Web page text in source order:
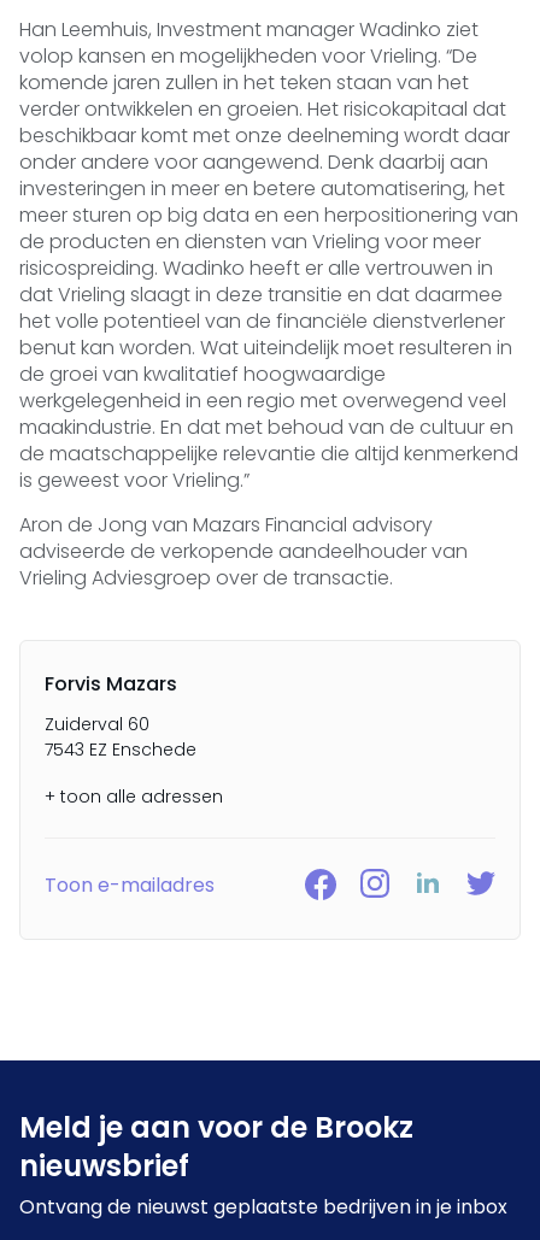
Han Leemhuis, Investment manager Wadinko ziet
volop kansen en mogelijkheden voor Vrieling. “De
komende jaren zullen in het teken staan van het
verder ontwikkelen en groeien. Het risicokapitaal dat
beschikbaar komt met onze deelneming wordt daar
onder andere voor aangewend. Denk daarbij aan
investeringen in meer en betere automatisering, het
meer sturen op big data en een herpositionering van
de producten en diensten van Vrieling voor meer
risicospreiding. Wadinko heeft er alle vertrouwen in
dat Vrieling slaagt in deze transitie en dat daarmee
het volle potentieel van de financiële dienstverlener
benut kan worden. Wat uiteindelijk moet resulteren in
de groei van kwalitatief hoogwaardige
werkgelegenheid in een regio met overwegend veel
maakindustrie. En dat met behoud van de cultuur en
de maatschappelijke relevantie die altijd kenmerkend
is geweest voor Vrieling.”
Aron de Jong van Mazars Financial advisory
adviseerde de verkopende aandeelhouder van
Vrieling Adviesgroep over de transactie.
Forvis Mazars
Zuiderval 60
7543 EZ Enschede
+ toon alle adressen
Toon e-mailadres
Meld je aan voor de Brookz
nieuwsbrief
Ontvang de nieuwst geplaatste bedrijven in je inbox